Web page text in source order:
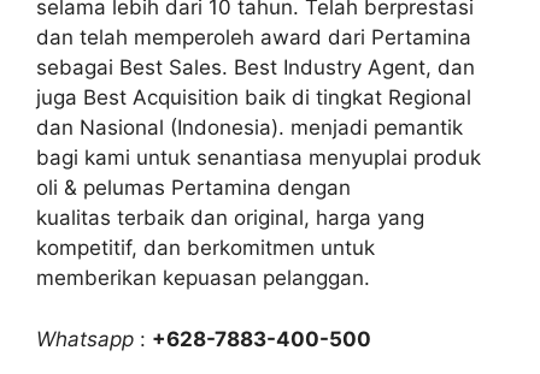
selama lebih dari 10 tahun. Telah berprestasi
dan telah memperoleh award dari Pertamina
sebagai Best Sales. Best Industry Agent, dan
juga Best Acquisition baik di tingkat Regional
dan Nasional (Indonesia). menjadi pemantik
bagi kami untuk senantiasa menyuplai produk
oli & pelumas Pertamina dengan
kualitas terbaik dan original, harga yang
kompetitif, dan berkomitmen untuk
memberikan kepuasan pelanggan.
Whatsapp : +628-7883-400-500